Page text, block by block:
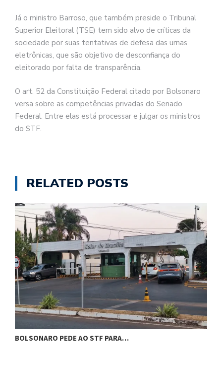
Já o ministro Barroso, que também preside o Tribunal
Superior Eleitoral (TSE) tem sido alvo de críticas da
sociedade por suas tentativas de defesa das urnas
eletrônicas, que são objetivo de desconfiança do
eleitorado por falta de transparência.
O art. 52 da Constituição Federal citado por Bolsonaro
versa sobre as competências privadas do Senado
Federal. Entre elas está processar e julgar os ministros
do STF.
RELATED POSTS
BOLSONARO PEDE AO STF PARA…